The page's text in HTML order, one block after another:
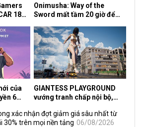
18
Onimusha: Way of the
Sword mất tầm 20 giờ để
dành cho newbie và lão làng
của
6
GIANTESS PLAYGROUND
vướng tranh chấp nội bộ,
ngầm chiếm đoạt doanh thu
xác nhận đợt giảm giá sâu nhất từ
30% trên mọi nền tảng 06/08/2026